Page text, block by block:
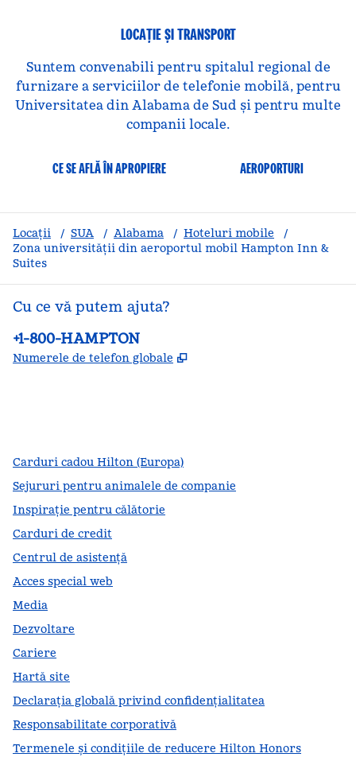
LOCAȚIE ȘI TRANSPORT
Suntem convenabili pentru spitalul regional de
furnizare a serviciilor de telefonie mobilă, pentru
Universitatea din Alabama de Sud și pentru multe
companii locale.
CE SE AFLĂ ÎN APROPIERE AEROPORTURI
Locații / SUA / Alabama / Hoteluri mobile
/
Zona universității din aeroportul mobil Hampton Inn &
Suites
Cu ce vă putem ajuta?
Telefon:
+1-800-HAMPTON
Numerele de telefon globale ,
Carduri cadou Hilton (Europa)
Sejururi pentru animalele de companie
Inspirație pentru călătorie
Carduri de credit
Centrul de asistență
Acces special web
Media
Dezvoltare
Cariere
Hartă site
Declarația globală privind confidenţialitatea
Responsabilitate corporativă
Termenele și condițiile de reducere Hilton Honors